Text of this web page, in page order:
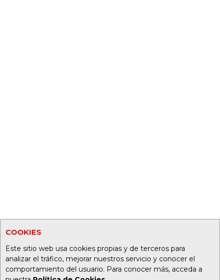
COOKIES
Este sitio web usa cookies propias y de terceros para
analizar el tráfico, mejorar nuestros servicio y conocer el
comportamiento del usuario. Para conocer más, acceda a